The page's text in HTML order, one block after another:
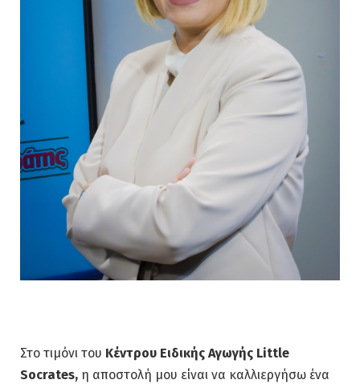
Στο τιμόνι του Κέντρου Ειδικής Αγωγής Little
Socrates, η αποστολή μου είναι να καλλιεργήσω ένα